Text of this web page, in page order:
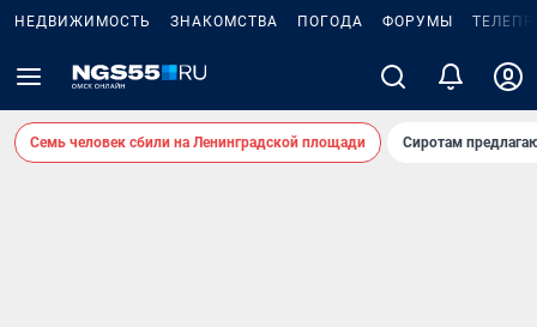
НЕДВИЖИМОСТЬ ЗНАКОМСТВА ПОГОДА ФОРУМЫ
Семь человек сбили на Ленинградской площади Сиротам